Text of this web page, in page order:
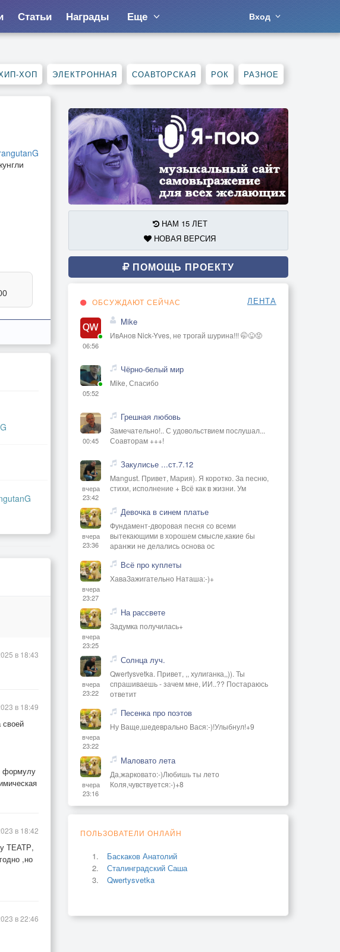
Статьи Награды Еще Вход
ХОП ЭЛЕКТРОННАЯ СОАВТОРСКАЯ РОК РАЗНОЕ
в 18:43
формулу
в 18:49
ТЕАТР,
,но
в 18:42
в 22:46
НАМ 15 ЛЕТ
НОВАЯ ВЕРСИЯ
ПОМОЩЬ ПРОЕКТУ
ОБСУЖДАЮТ СЕЙЧАС ЛЕНТА
06:56
Mike
ИвАнов Nick-Yves, не трогай шурина!!! 🤭😜😡
05:52
Чёрно-белый мир
Mike, Спасибо
00:45
Грешная любовь
Замечательно!.. С удовольствием послушал...
Соавторам +++!
вчера
23:42
Закулисье ...ст.7.12
Mangust. Привет, Мария). Я коротко. За песню,
стихи, исполнение + Всё как в жизни. Ум
вчера
23:36
Девочка в синем платье
Фундамент-дворовая песня со всеми
вытекающими в хорошем смысле,какие бы
аранжи не делались основа ос
вчера
23:27
Всё про куплеты
ХаваЗажигательно Наташа:-)+
вчера
23:25
На рассвете
Задумка получилась+
вчера
23:22
Солнца луч.
Qwertysvetka. Привет, ,, хулиганка,,)). Ты
спрашиваешь - зачем мне, ИИ..?? Постараюсь
ответит
вчера
23:22
Песенка про поэтов
Ну Ваще,шедеврально Вася:-)!Улыбнул!+9
вчера
23:16
Маловато лета
Да,жарковато:-)Любишь ты лето
Коля,чувствуется:-)+8
ПОЛЬЗОВАТЕЛИ ОНЛАЙН
Баскаков Анатолий
Сталинградский Саша
Qwertysvetka